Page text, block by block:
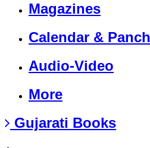
Magazines
Calendar &
Audio-Video
More
Gujarati Books